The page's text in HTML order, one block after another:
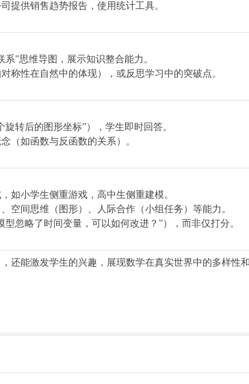
提供销售趋势报告，使用统计工具。
系”思维导图，展示知识整合能力。
称性在自然中的体现），或反思学习中的突破点。
旋转后的图形坐标”），学生即时回答。
（如函数与反函数的关系）。
如小学生侧重游戏，高中生侧重建模。
空间思维（图形）、人际合作（小组任务）等能力。
型忽略了时间变量，可以如何改进？”），而非仅打分。
还能激发学生的兴趣，展现数学在真实世界中的多样性